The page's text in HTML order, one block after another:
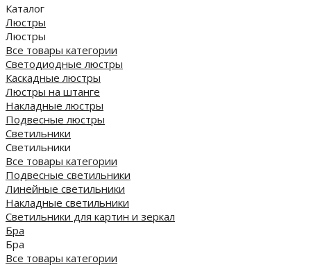
Каталог
Люстры
Люстры
Все товары категории
Светодиодные люстры
Каскадные люстры
Люстры на штанге
Накладные люстры
Подвесные люстры
Светильники
Светильники
Все товары категории
Подвесные светильники
Линейные светильники
Накладные светильники
Светильники для картин и зеркал
Бра
Бра
Все товары категории